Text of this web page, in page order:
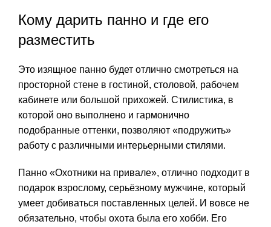
Кому дарить панно и где его
разместить
Это изящное панно будет отлично смотреться на
просторной стене в гостиной, столовой, рабочем
кабинете или большой прихожей. Стилистика, в
которой оно выполнено и гармонично
подобранные оттенки, позволяют «подружить»
работу с различными интерьерными стилями.
Панно «Охотники на привале», отлично подходит в
подарок взрослому, серьёзному мужчине, который
умеет добиваться поставленных целей. И вовсе не
обязательно, чтобы охота была его хобби. Его